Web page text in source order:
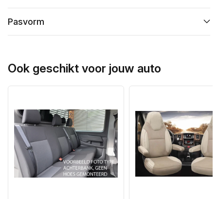
Pasvorm
Ook geschikt voor jouw auto